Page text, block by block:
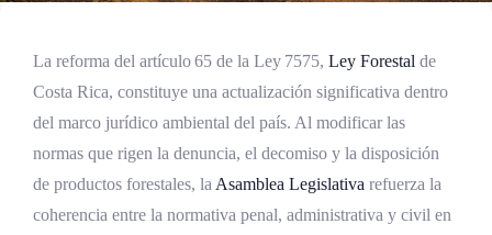
La reforma del artículo 65 de la Ley 7575, Ley Forestal de
Costa Rica, constituye una actualización significativa dentro
del marco jurídico ambiental del país. Al modificar las
normas que rigen la denuncia, el decomiso y la disposición
de productos forestales, la Asamblea Legislativa refuerza la
coherencia entre la normativa penal, administrativa y civil en